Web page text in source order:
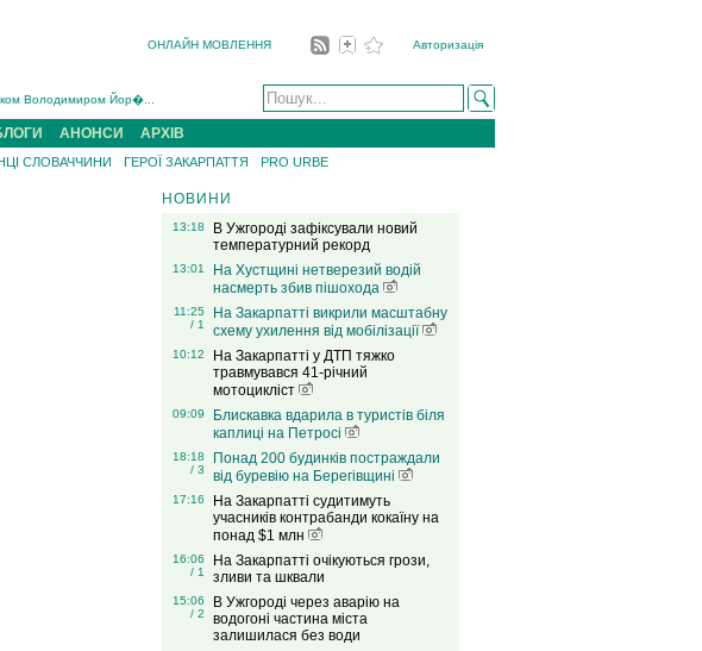
ОНЛАЙН МОВЛЕННЯ
Авторизація
Володимиром Йор�...
який два роки �...
Гербея (ФОТО)[/gree...
(ФОТО)...
АНОНСИ АРХІВ
СЛОВАЧЧИНИ ГЕРОЇ ЗАКАРПАТТЯ PRO URBE
НОВИНИ
13:18
В Ужгороді зафіксували новий
температурний рекорд
13:01
На Хустщині нетверезий водій
насмерть збив пішохода
11:25
/ 1
На Закарпатті викрили масштабну
схему ухилення від мобілізації
10:12
На Закарпатті у ДТП тяжко
травмувався 41-річний
мотоцикліст
09:09
Блискавка вдарила в туристів біля
каплиці на Петросі
18:18
/ 3
Понад 200 будинків постраждали
від буревію на Берегівщині
17:16
На Закарпатті судитимуть
учасників контрабанди кокаїну на
понад $1 млн
16:06
/ 1
На Закарпатті очікуються грози,
зливи та шквали
15:06
/ 2
В Ужгороді через аварію на
водогоні частина міста
залишилася без води